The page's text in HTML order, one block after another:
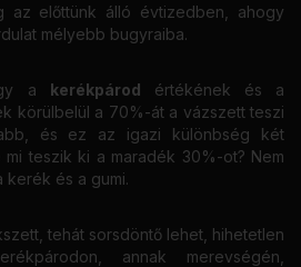
az előttünk álló évtizedben, ahogy
mélyebb bugyraiba.
a kerékpárod értékének és a
körülbelül a 70%-át a vázszett teszi
és ez az igazi különbség két
teszik ki a maradék 30%-ot? Nem
kerék és a gumi.
tehát sorsdöntő lehet, hihetetlen
annak merevségén,